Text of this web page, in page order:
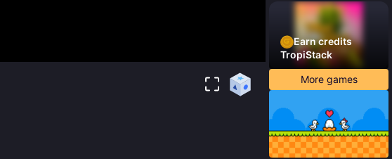
Earn credits
TropiStack
More games
95%